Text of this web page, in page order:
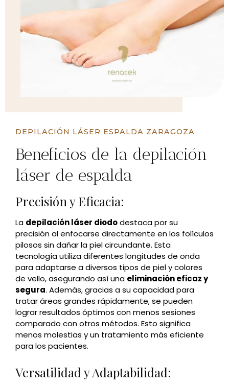
DEPILACIÓN LÁSER ESPALDA ZARAGOZA
Beneficios de la depilación
láser de espalda
Precisión y Eficacia:
La depilación láser diododestaca por su
precisión al enfocarse directamente en los folículos
pilosos sin dañar la piel circundante. Esta
tecnología utiliza diferentes longitudes de onda
para adaptarse a diversos tipos de piel y colores
de vello, asegurando así una eliminación eficaz y
segura. Además, gracias a su capacidad para
tratar áreas grandes rápidamente, se pueden
lograr resultados óptimos con menos sesiones
comparado con otros métodos. Esto significa
menos molestias y un tratamiento más eficiente
para los pacientes.
Versatilidad y Adaptabilidad: